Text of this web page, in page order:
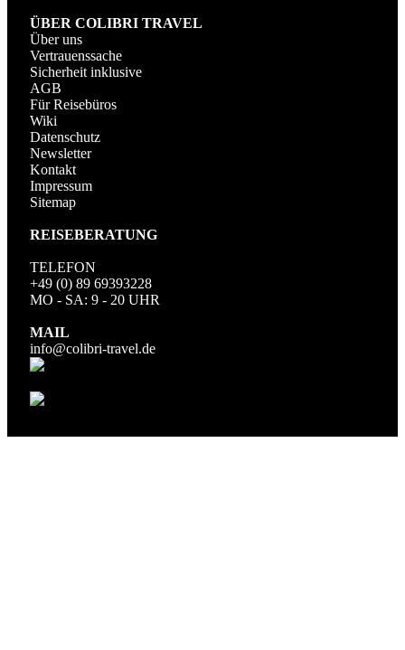
ÜBER COLIBRI TRAVEL
Über uns
Vertrauenssache
Sicherheit inklusive
AGB
Für Reisebüros
Wiki
Datenschutz
Newsletter
Kontakt
Impressum
Sitemap
REISEBERATUNG
TELEFON
+49 (0) 89 69393228
MO - SA: 9 - 20 UHR
MAIL
info@colibri-travel.de